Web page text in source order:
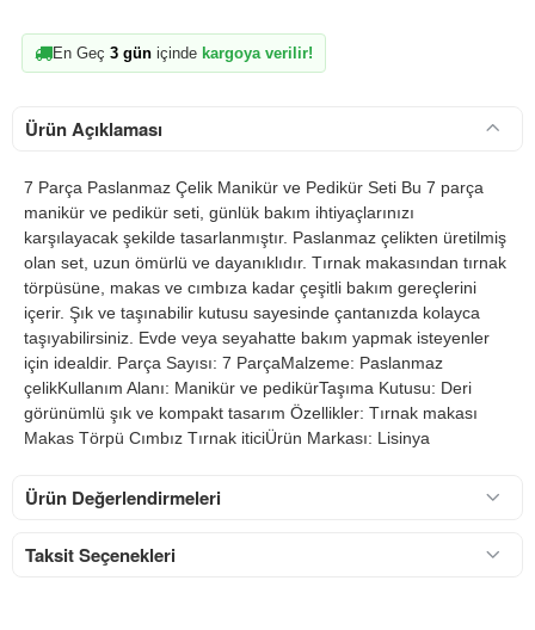
En Geç 3 gün içinde kargoya verilir!
Ürün Açıklaması
7 Parça Paslanmaz Çelik Manikür ve Pedikür Seti Bu 7 parça
manikür ve pedikür seti, günlük bakım ihtiyaçlarınızı
karşılayacak şekilde tasarlanmıştır. Paslanmaz çelikten üretilmiş
olan set, uzun ömürlü ve dayanıklıdır. Tırnak makasından tırnak
törpüsüne, makas ve cımbıza kadar çeşitli bakım gereçlerini
içerir. Şık ve taşınabilir kutusu sayesinde çantanızda kolayca
taşıyabilirsiniz. Evde veya seyahatte bakım yapmak isteyenler
için idealdir. Parça Sayısı: 7 ParçaMalzeme: Paslanmaz
çelikKullanım Alanı: Manikür ve pedikürTaşıma Kutusu: Deri
görünümlü şık ve kompakt tasarım Özellikler: Tırnak makası
Makas Törpü Cımbız Tırnak iticiÜrün Markası: Lisinya
Ürün Değerlendirmeleri
Taksit Seçenekleri